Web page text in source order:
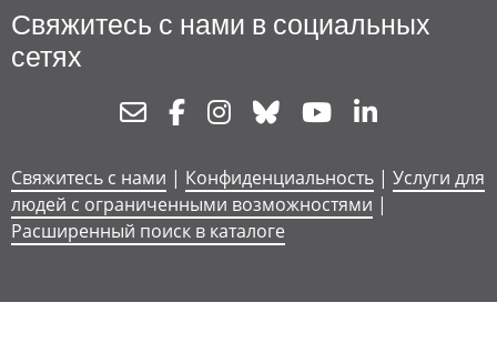
Свяжитесь с нами в социальных
сетях
NewsletterFacebookInstagram
Bluesky Youtube
Свяжитесь с нами | Конфиденциальность | Услуги для
людей с ограниченными возможностями |
Расширенный поиск в каталоге